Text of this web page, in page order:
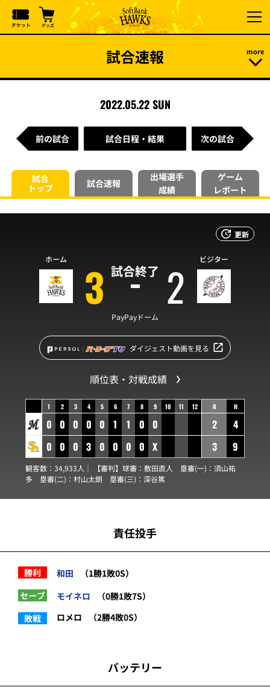
試合速報
2022.05.22 SUN
前の試合 試合日程・結果 次の試合
試合
トップ
試合速報
出場選手
成績
ゲーム
レポート
更新
試合終了
ホーム 3 2 ビジター
PayPayドーム
ダイジェスト動画を見る
順位表・対戦成績
1 2 3 4 5 6 7 8 9 10 11 12
0 0 0 0 0 1 1 0 0
0 0 0 3 0 0 0 0 X
R H
2
4
3
9
観客数：34,933人｜ 【審判】球審： 敷田直人 塁審(一)： 須山祐
多 塁審(二)： 村山太朗 塁審(三)： 深谷篤
責任投手
勝利 和田
（1勝1敗0S）
セーブ
モイネロ
（0勝1敗7S）
敗戦
ロメロ （2勝4敗0S）
バッテリー